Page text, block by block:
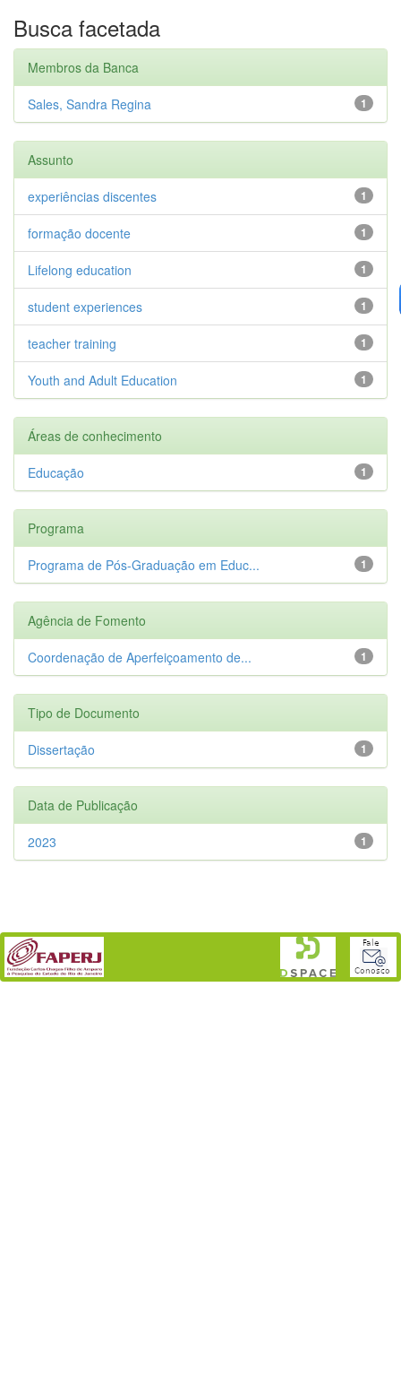
Busca facetada
Membros da Banca
1
Sales, Sandra Regina
Assunto
1
experiências discentes
1
formação docente
1
Lifelong education
1
student experiences
1
teacher training
1
Youth and Adult Education
Áreas de conhecimento
1
Educação
Programa
1
Programa de Pós-Graduação em Educ...
Agência de Fomento
1
Coordenação de Aperfeiçoamento de...
Tipo de Documento
1
Dissertação
Data de Publicação
1
2023